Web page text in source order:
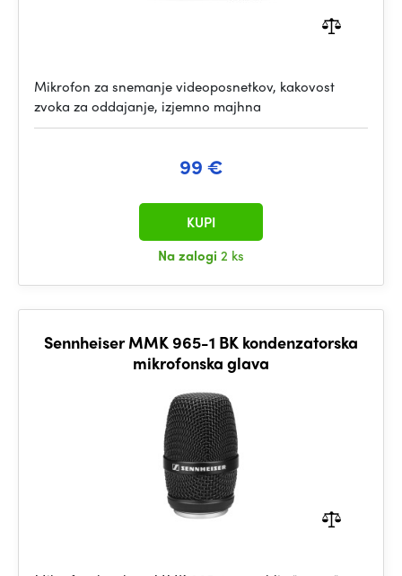
Mikrofon za snemanje videoposnetkov, kakovost
zvoka za oddajanje, izjemno majhna
99 €
Na zalogi 2 ks
KUPI
Sennheiser MMK 965-1 BK kondenzatorska
mikrofonska glava